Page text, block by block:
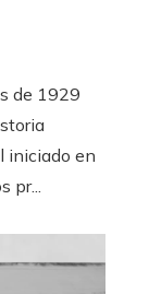
de 1929
iniciado en
pr...